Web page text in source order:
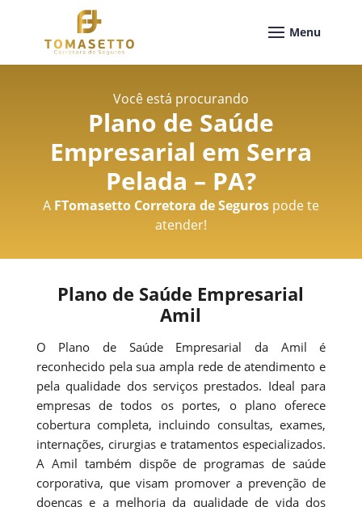
Você está procurando
Plano de Saúde
Empresarial em Serra
Pelada – PA?
A FTomasetto Corretora de Segurospode te
atender!
Plano de Saúde Empresarial
Amil
O Plano de Saúde Empresarial da Amil é
reconhecido pela sua ampla rede de atendimento e
pela qualidade dos serviços prestados. Ideal para
empresas de todos os portes, o plano oferece
cobertura completa, incluindo consultas, exames,
internações, cirurgias e tratamentos especializados.
A Amil também dispõe de programas de saúde
corporativa, que visam promover a prevenção de
doenças e a melhoria da qualidade de vida dos